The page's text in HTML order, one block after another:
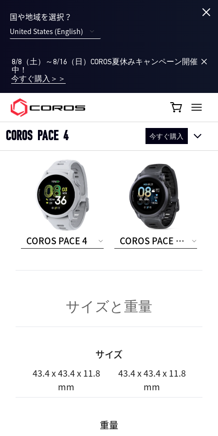
国や地域を選択？
United States (English)
8/8（土）～8/16（日）COROS夏休みキャンペーン開催
中！
今すぐ購入＞＞
COROS JP
COROS PACE 4 今すぐ購入
COROS PACE 4 COROS PACE 4
ALUMINUM
サイズと重量
サイズ
43.4 x 43.4 x 11.8
mm
43.4 x 43.4 x 11.8
mm
重量